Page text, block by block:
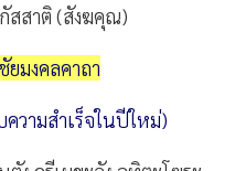
สสาติ (สังฆคุณ)
มงคลคาถา
วามสำเร็จในปีใหม่)